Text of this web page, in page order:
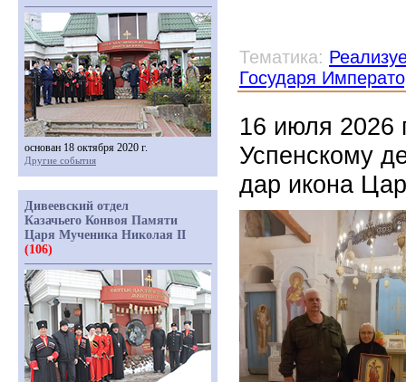
Тематика:
Государя
16 июля 2026
Успенскому
дар икона
основан 18 октября 2020 г.
Другие события
Дивеевский отдел
Казачьего Конвоя Памяти
Царя Мученика Николая II
(106)